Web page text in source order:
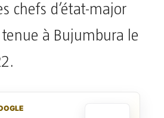
chefs d’état-major
tenue à Bujumbura le